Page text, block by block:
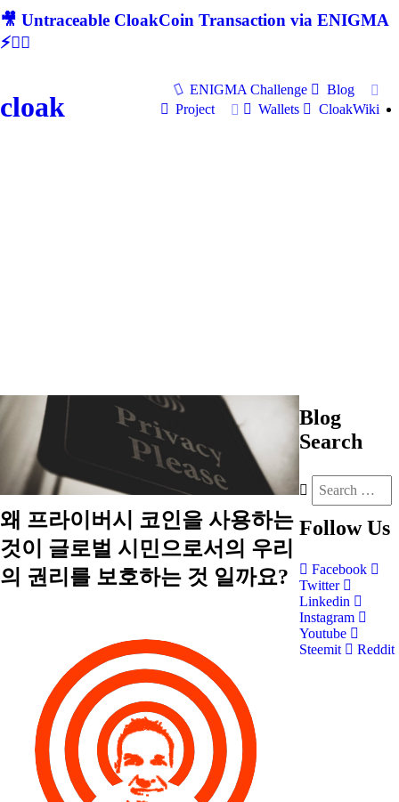
🎥 Untraceable CloakCoin Transaction via ENIGMA
⚡🕵‍♂
cloak
ENIGMA Challenge
Blog
Project
Wallets CloakWiki
왜 프라이버시 코인을 사용하는
것이 글로벌 시민으로서의 우리
의 권리를 보호하는 것 일까요?
Blog
Search
Follow Us
Facebook
Twitter
Linkedin
Instagram
Youtube
Steemit
Reddit